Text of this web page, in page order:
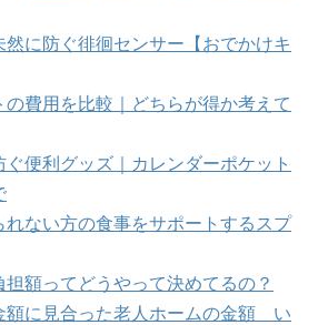
に防ぐ徘徊センサー【おでかけキ
費用を比較｜どちらが得か考えて
便利グッズ｜カレンダーポケット
ない方の食事をサポートするスプ
額ってどうやって決めてるの？
額に見合った老人ホームの金額 い